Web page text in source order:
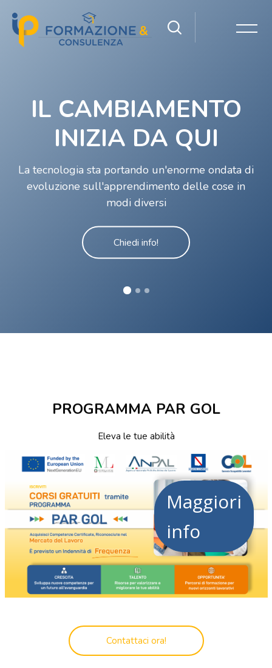
IL CAMBIAMENTO
INIZIA DA QUI
La tecnologia sta portando un'enorme ondata di
evoluzione sull'apprendimento delle cose in
modi diversi
Chiedi info!
PROGRAMMA PAR GOL
Eleva le tue abilità
Salta [Cocoon] Custom HTML
Maggiori
info
Contattaci ora!